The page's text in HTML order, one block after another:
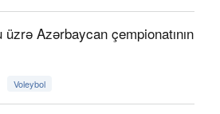
Azərbaycan çempionatının
Voleybol